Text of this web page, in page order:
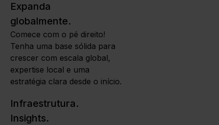
Expanda
globalmente.
Comece com o pé direito!
Tenha uma base sólida para
crescer com escala global,
expertise local e uma
estratégia clara desde o início.
Infraestrutura.
Insights.